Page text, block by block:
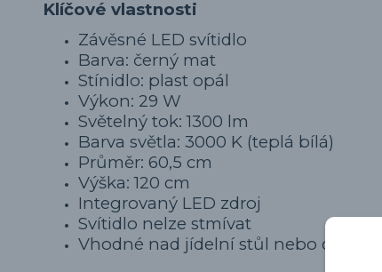
Klíčové vlastnosti
Závěsné LED svítidlo
Barva: černý mat
Stínidlo: plast opál
Výkon: 29 W
Světelný tok: 1300 lm
Barva světla: 3000 K (teplá bílá)
Průměr: 60,5 cm
Výška: 120 cm
Integrovaný LED zdroj
Svítidlo nelze stmívat
Vhodné nad jídelní stůl nebo do